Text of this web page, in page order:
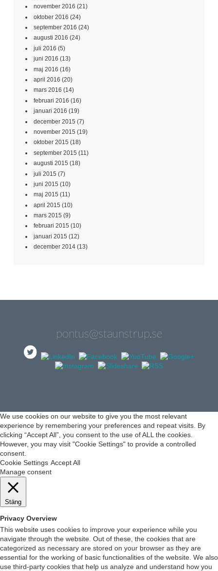
november 2016 (21)
oktober 2016 (24)
september 2016 (24)
augusti 2016 (24)
juli 2016 (5)
juni 2016 (13)
maj 2016 (16)
april 2016 (20)
mars 2016 (14)
februari 2016 (16)
januari 2016 (19)
december 2015 (7)
november 2015 (19)
oktober 2015 (18)
september 2015 (11)
augusti 2015 (18)
juli 2015 (7)
juni 2015 (10)
maj 2015 (11)
april 2015 (10)
mars 2015 (9)
februari 2015 (10)
januari 2015 (12)
december 2014 (13)
pontus@staunstrup.se
We use cookies on our website to give you the most relevant
experience by remembering your preferences and repeat visits. By
clicking “Accept All”, you consent to the use of ALL the cookies.
However, you may visit "Cookie Settings" to provide a controlled
consent.
Cookie Settings Accept All
Manage consent
Stäng
Privacy Overview
This website uses cookies to improve your experience while you
navigate through the website. Out of these, the cookies that are
categorized as necessary are stored on your browser as they are
essential for the working of basic functionalities of the website. We also
use third-party cookies that help us analyze and understand how you